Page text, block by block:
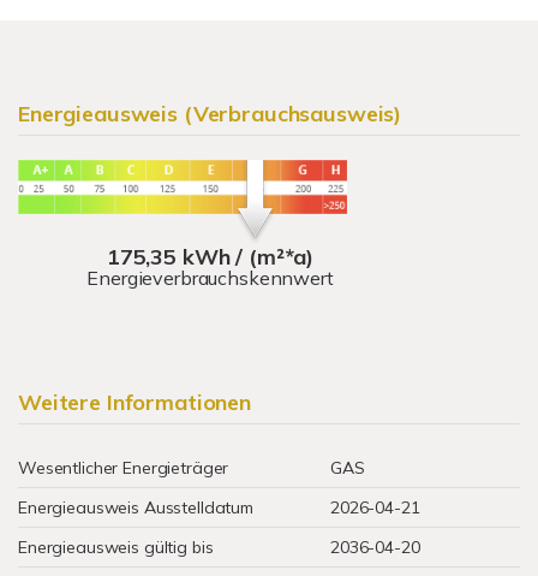
Energieausweis (Verbrauchsausweis)
175,35 kWh / (m²*a)
Energieverbrauchskennwert
Weitere Informationen
Wesentlicher Energieträger
GAS
Energieausweis Ausstelldatum
2026-04-21
Energieausweis gültig bis
2036-04-20